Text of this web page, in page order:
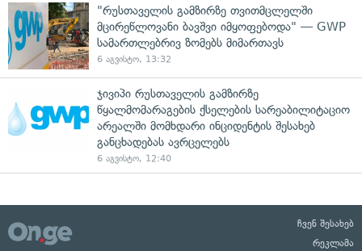
"რუსთაველის გამზირზე თვითმცლელში
მცირეწლოვანი ბავშვი იმყოფებოდა" — GWP
სამართლებრივ ზომებს მიმართავს
6 აგვისტო, 13:32
ჯივიპი რუსთაველის გამზირზე
წყალმომარაგების ქსელების სარეაბილიტაციო
არეალში მომხდარი ინციდენტის შესახებ
განცხადებას ავრცელებს
6 აგვისტო, 12:40
ჩვენ შესახებ
რეკლამა